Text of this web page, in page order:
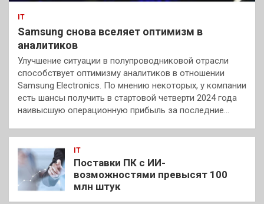
IT
Samsung снова вселяет оптимизм в
аналитиков
Улучшение ситуации в полупроводниковой отрасли
способствует оптимизму аналитиков в отношении
Samsung Electronics. По мнению некоторых, у компании
есть шансы получить в стартовой четверти 2024 года
наивысшую операционную прибыль за последние…
IT
Поставки ПК с ИИ-
возможностями превысят 100
млн штук